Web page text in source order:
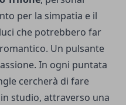
per la simpatia e il
che potrebbero far
Un pulsante
In ogni puntata
cercherà di fare
studio, attraverso una